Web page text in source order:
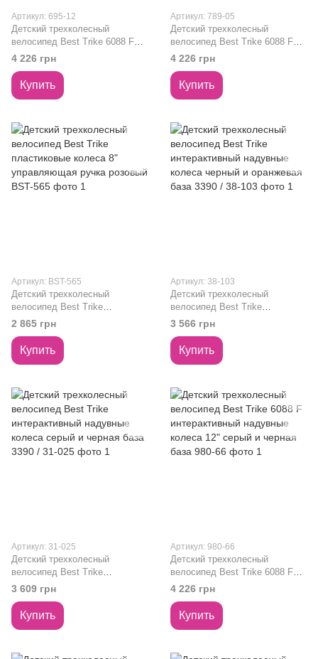
Артикул: 695-12
Детский трехколесный
велосипед Best Trike 6088 F
интерактивный надувные
колеса 12" черный 695-12
4 226 грн
Купить
Артикул: 789-05
Детский трехколесный
велосипед Best Trike 6088 F
интерактивный надувные
колеса 12" красный и черная
база 789-05
4 226 грн
Купить
Артикул: BST-565
Детский трехколесный
велосипед Best Trike
пластиковые колеса 8"
управляющая ручка розовый
BST-565
2 865 грн
Купить
Артикул: 38-103
Детский трехколесный
велосипед Best Trike
интерактивный надувные
колеса черный и оранжевая
база 3390 / 38-103
3 566 грн
Купить
Артикул: 31-025
Детский трехколесный
велосипед Best Trike
интерактивный надувные
колеса серый и черная база
3390 / 31-025
3 609 грн
Купить
Артикул: 980-66
Детский трехколесный
велосипед Best Trike 6088 F
интерактивный надувные
колеса 12" серый и черная
база 980-66
4 226 грн
Купить